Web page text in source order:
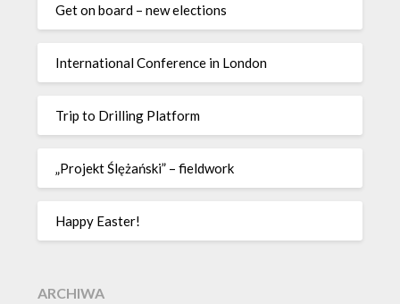
Get on board – new elections
International Conference in London
Trip to Drilling Platform
„Projekt Ślężański” – fieldwork
Happy Easter!
ARCHIWA